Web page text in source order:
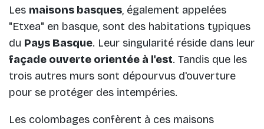
Les maisons basques, également appelées
"Etxea" en basque, sont des habitations typiques
du Pays Basque. Leur singularité réside dans leur
façade ouverte orientée à l'est. Tandis que les
trois autres murs sont dépourvus d'ouverture
pour se protéger des intempéries.
Les colombages confèrent à ces maisons